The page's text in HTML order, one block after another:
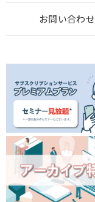
お問い合わせ